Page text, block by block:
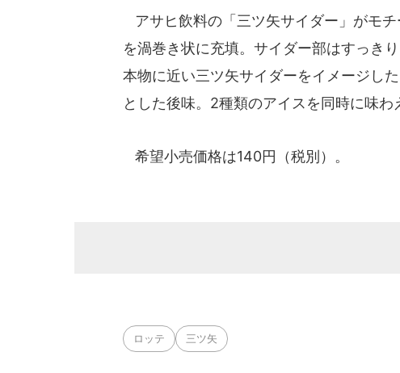
アサヒ飲料の「三ツ矢サイダー」がモ
を渦巻き状に充填。サイダー部はすっき
本物に近い三ツ矢サイダーをイメージし
とした後味。2種類のアイスを同時に味わ
希望小売価格は140円（税別）。
ロッテ 三ツ矢